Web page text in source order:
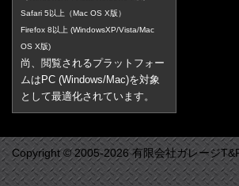
Safari 5以上（Mac OS X版）
Firefox 8以上 (WindowsXP/Vista/Mac
OS X版)
尚、閲覧されるプラットフォー
ムはPC (Windows/Mac)を対象
として最適化されています。
Copyright © 2005-2026 有限会社ガレージ